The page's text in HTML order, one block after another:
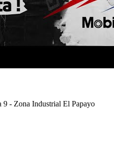
- Zona Industrial El Papayo